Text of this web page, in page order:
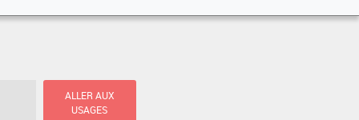
ALLER AUX
USAGES